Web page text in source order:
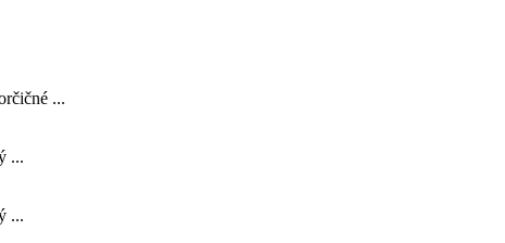
...
...
...